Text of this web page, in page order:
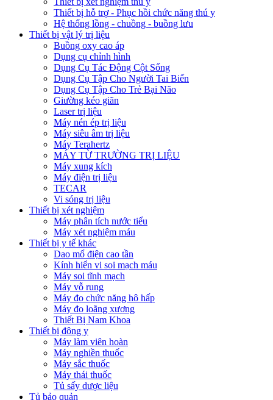
Thiết bị hỗ trợ - Phục hồi chức năng thú y
Hệ thống lồng - chuồng - buồng lưu
Thiết bị vật lý trị liệu
Buồng oxy cao áp
Dụng cụ chỉnh hình
Dụng Cụ Tác Động Cột Sống
Dụng Cụ Tập Cho Người Tai Biến
Dụng Cụ Tập Cho Trẻ Bại Não
Giường kéo giãn
Laser trị liệu
Máy nén ép trị liệu
Máy siêu âm trị liệu
Máy Terahertz
MÁY TỪ TRƯỜNG TRỊ LIỆU
Máy xung kích
Máy điện trị liệu
TECAR
Vi sóng trị liệu
Thiết bị xét nghiệm
Máy phân tích nước tiểu
Máy xét nghiệm máu
Thiết bị y tế khác
Dao mổ điện cao tần
Kính hiển vi soi mạch máu
Máy soi tĩnh mạch
Máy vỗ rung
Máy đo chức năng hô hấp
Máy đo loãng xương
Thiết Bị Nam Khoa
Thiết bị đông y
Máy làm viên hoàn
Máy nghiền thuốc
Máy sắc thuốc
Máy thái thuốc
Tủ sấy dược liệu
Tủ bảo quản